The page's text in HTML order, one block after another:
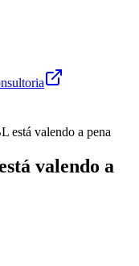
está valendo a pena
valendo a